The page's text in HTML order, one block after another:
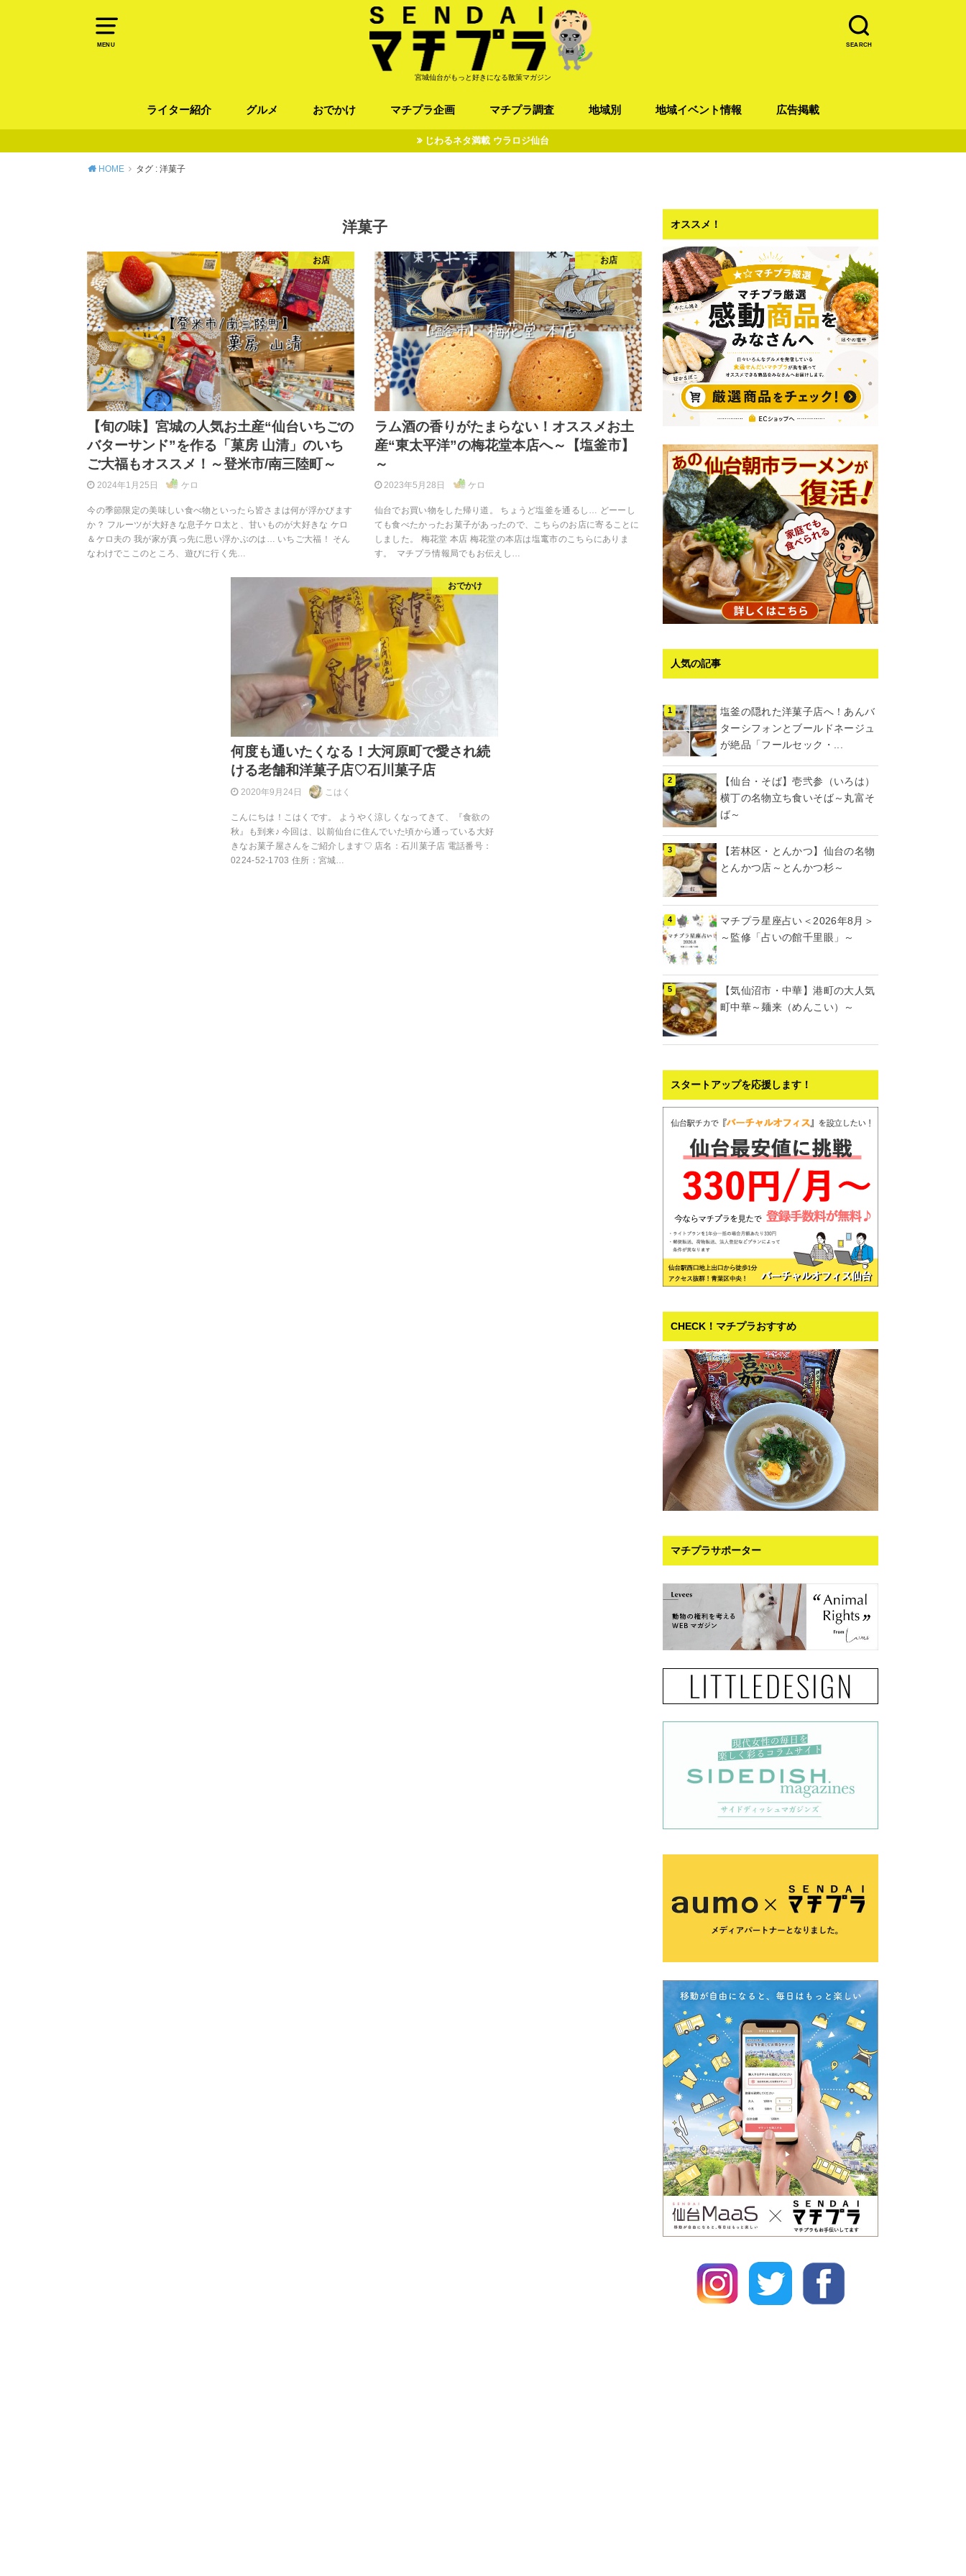
MENU SEARCH
宮城仙台がもっと好きになる散策マガジン
ライター紹介 グルメ おでかけ マチプラ企画
オトアルキ
マチプラ企業訪問
ファッション
ブラミヤギ
マチプラ漫画
マチプラ小説
マチプラ調査
歴史
地域別 地域イベント情報 広告掲載
じわるネタ満載 ウラロジ仙台
HOME タグ : 洋菓子
洋菓子
お店
【旬の味】宮城の人気お土産“仙台いちごの
バターサンド”を作る「菓房 山清」のいち
ご大福もオススメ！～登米市/南三陸町～
2024年1月25日 ケロ
今の季節限定の美味しい食べ物といったら皆さまは何が浮かびます
か？ フルーツが大好きな息子ケロ太と、甘いものが大好きな ケロ
＆ケロ夫の 我が家が真っ先に思い浮かぶのは… いちご大福！ そん
なわけでここのところ、遊びに行く先…
お店
ラム酒の香りがたまらない！オススメお土
産“東太平洋”の梅花堂本店へ～【塩釜市】
～
2023年5月28日 ケロ
仙台でお買い物をした帰り道。 ちょうど塩釜を通るし… どーーし
ても食べたかったお菓子があったので、こちらのお店に寄ることに
しました。 梅花堂 本店 梅花堂の本店は塩竃市のこちらにありま
す。 マチプラ情報局でもお伝えし…
おでかけ
何度も通いたくなる！大河原町で愛され続
ける老舗和洋菓子店♡石川菓子店
2020年9月24日 こはく
こんにちは！こはくです。 ようやく涼しくなってきて、『食欲の
秋』も到来♪ 今回は、以前仙台に住んでいた頃から通っている大好
きなお菓子屋さんをご紹介します♡ 店名：石川菓子店 電話番号：
0224-52-1703 住所：宮城…
オススメ！
人気の記事
塩釜の隠れた洋菓子店へ！あんバ
ターシフォンとブールドネージュ
が絶品「フールセック・...
【仙台・そば】壱弐参（いろは）
横丁の名物立ち食いそば～丸富そ
ば～
【若林区・とんかつ】仙台の名物
とんかつ店～とんかつ杉～
マチプラ星座占い＜2026年8月＞
～監修「占いの館千里眼」～
【気仙沼市・中華】港町の大人気
町中華～麺来（めんこい）～
スタートアップを応援します！
CHECK！マチプラおすすめ
マチプラサポーター